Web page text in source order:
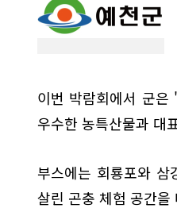
이번 박람회에서 군은
우수한 농특산물과 대
부스에는 회룡포와
살린 곤충 체험 공간